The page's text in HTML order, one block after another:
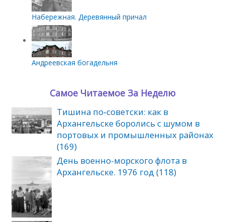
Набережная. Деревянный причал
Андреевская богадельня
Самое Читаемое За Неделю
Тишина по‑советски: как в
Архангельске боролись с шумом в
портовых и промышленных районах
(169)
День военно-морского флота в
Архангельске. 1976 год (118)